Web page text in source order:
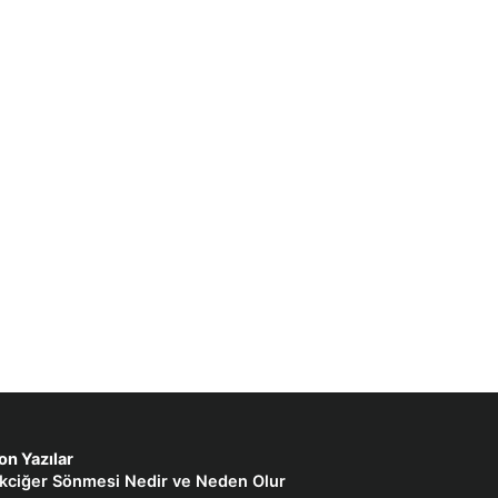
Yazılar
Sönmesi Nedir ve Neden Olur